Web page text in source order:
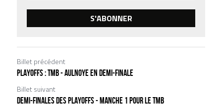
S'ABONNER
Billet précédent
PLAYOFFS : TMB - AULNOYE EN DEMI-FINALE
Billet suivant
DEMI-FINALES DES PLAYOFFS - MANCHE 1 POUR LE TMB